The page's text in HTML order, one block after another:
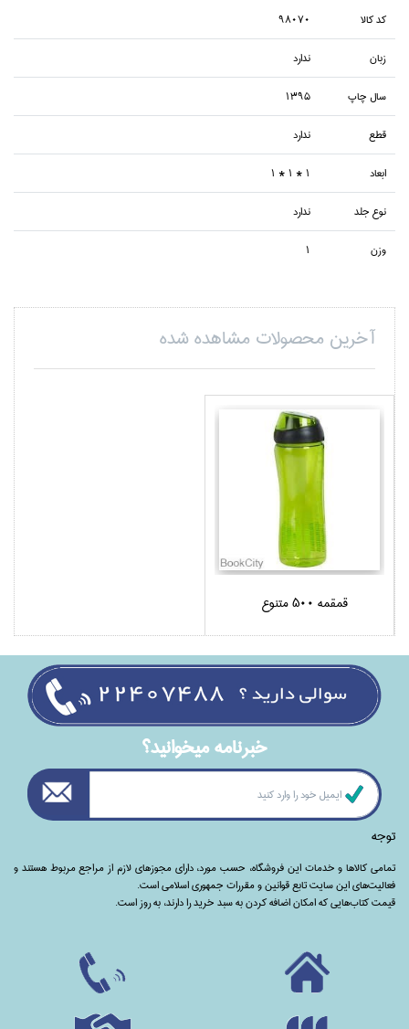
كد كالا
98070
زبان
ندارد
سال چاپ
1395
قطع
ندارد
ابعاد
1 * 1 * 1
نوع جلد
ندارد
وزن
1
آخرین محصولات مشاهده شده
قمقمه 500 متنوع
خبرنامه ميخوانيد؟
توجه
تمامی‌ کالاها و خدمات این فروشگاه، حسب مورد،‌ دارای مجوزهای لازم از مراجع مربوط هستند ‌و‌‌
فعالیت‌های این سایت تابع قوانین و مقررات جمهوری اسلامی است.
قیمت کتاب‌هایی که امکان اضافه کردن به سبد خرید را دارند،‌ به روز است.